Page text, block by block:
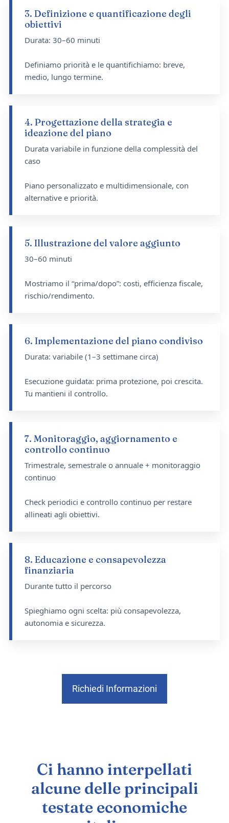
3. Definizione e quantificazione degli
obiettivi
Durata: 30–60 minuti
Definiamo priorità e le quantifichiamo: breve,
medio, lungo termine.
4. Progettazione della strategia e
ideazione del piano
Durata variabile in funzione della complessità del
caso
Piano personalizzato e multidimensionale, con
alternative e priorità.
5. Illustrazione del valore aggiunto
30–60 minuti
Mostriamo il “prima/dopo”: costi, efficienza fiscale,
rischio/rendimento.
6. Implementazione del piano condiviso
Durata: variabile (1–3 settimane circa)
Esecuzione guidata: prima protezione, poi crescita.
Tu mantieni il controllo.
7. Monitoraggio, aggiornamento e
controllo continuo
Trimestrale, semestrale o annuale + monitoraggio
continuo
Check periodici e controllo continuo per restare
allineati agli obiettivi.
8. Educazione e consapevolezza
finanziaria
Durante tutto il percorso
Spieghiamo ogni scelta: più consapevolezza,
autonomia e sicurezza.
Richiedi Informazioni
Ci hanno interpellati
alcune delle principali
testate economiche